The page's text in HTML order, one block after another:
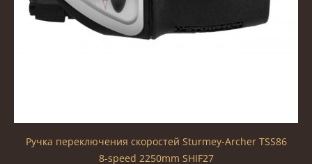
Ручка переключения скоростей Sturmey-Archer TSS86
8-speed 2250mm SHIF27